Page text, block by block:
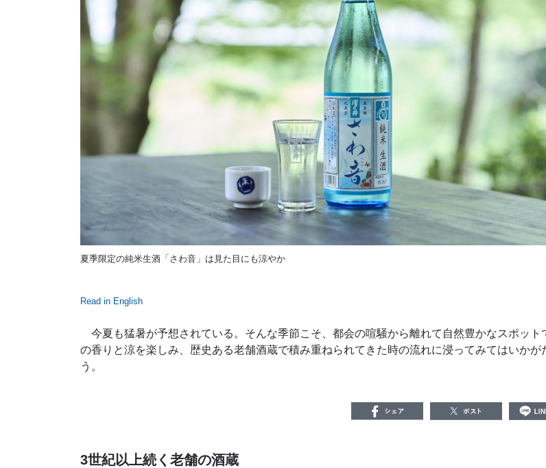
夏季限定の純米生酒「さわ音」は見た目にも涼やか
Read in English
今夏も猛暑が予想されている。そんな季節こそ、都会の喧騒から離れて自然豊かなスポット
の香りと涼を楽しみ、歴史ある老舗酒蔵で積み重ねられてきた時の流れに浸ってみてはいかが
う。
3世紀以上続く老舗の酒蔵